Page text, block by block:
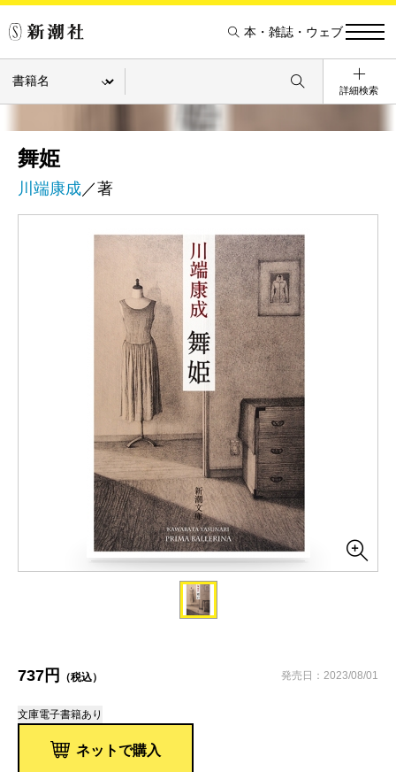
本・雑誌・ウェブ
詳細検索
舞姫
川端康成／著
737円 （税込） 発売日：2023/08/01
文庫電子書籍あり
ネットで購入